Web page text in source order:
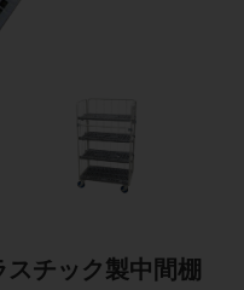
チック製中間棚